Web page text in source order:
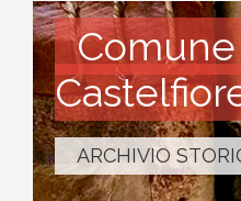
ARCHIVIO